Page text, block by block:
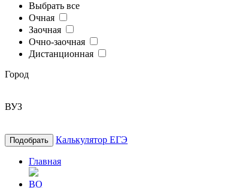
Выбрать все
Очная
Заочная
Очно-заочная
Дистанционная
Город
ВУЗ
Подобрать Калькулятор ЕГЭ
Главная
ВО